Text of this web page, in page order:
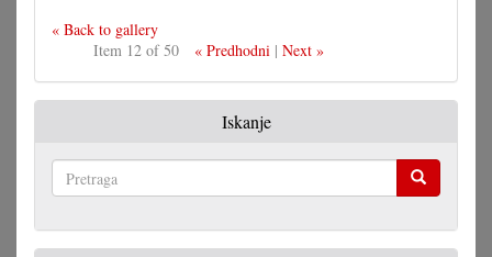
« Back to gallery
Item 12 of 50
« Predhodni| Next »
Iskanje